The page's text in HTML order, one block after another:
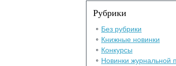
Рубрики
Без рубрики
Книжные новинки
Конкурсы
Новинки журнальной